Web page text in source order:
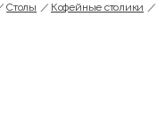
Cтолы Кофейные столики